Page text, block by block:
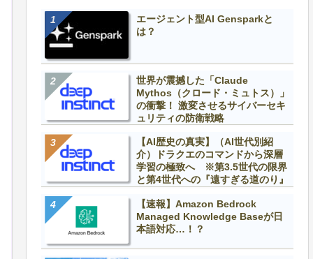
エージェント型AI Gensparkと
は？
世界が震撼した「Claude
Mythos（クロード・ミュトス）」
の衝撃！ 激変させるサイバーセキ
ュリティの防衛戦略
【AI歴史の真実】（AI世代別紹
介）ドラクエのコマンドから深層
学習の極致へ ※第3.5世代の限界
と第4世代への『遠すぎる道のり』
【速報】Amazon Bedrock
Managed Knowledge Baseが日
本語対応…！？